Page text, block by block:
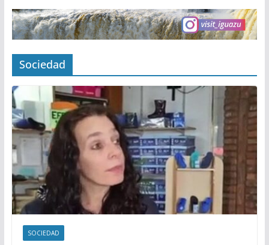
Sociedad
SOCIEDAD